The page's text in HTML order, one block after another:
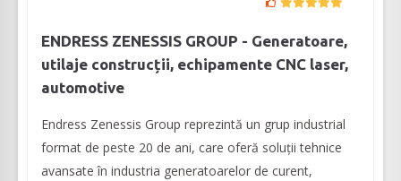
ENDRESS ZENESSIS GROUP - Generatoare,
utilaje construcții, echipamente CNC laser,
automotive
Endress Zenessis Group reprezintă un grup industrial
format de peste 20 de ani, care oferă soluții tehnice
avansate în industria generatoarelor de curent,